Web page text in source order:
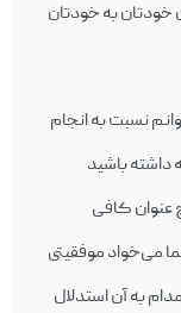
خودتان به خودتان
نسبت به انجام
باشید
عنوان کافی
می‌خواد موفقیتی
به آن استدلال